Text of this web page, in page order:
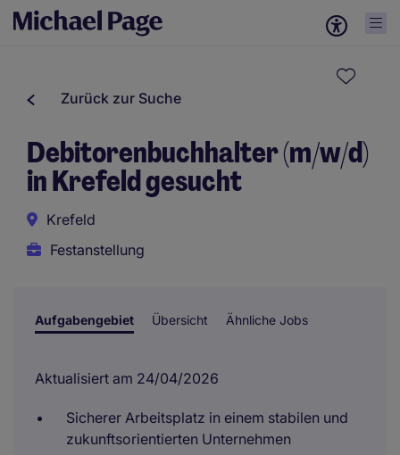
Zurück zur Suche
Debitorenbuchhalter (m/w/d)
in Krefeld gesucht
Krefeld
Festanstellung
Aufgabengebiet Übersicht Ähnliche Jobs
Aktualisiert am 24/04/2026
Sicherer Arbeitsplatz in einem stabilen und
zukunftsorientierten Unternehmen